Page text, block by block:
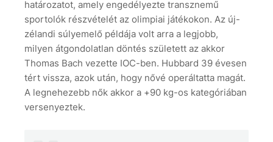
határozatot, amely engedélyezte transznemű
sportolók részvételét az olimpiai játékokon. Az új-
zélandi súlyemelő példája volt arra a legjobb,
milyen átgondolatlan döntés született az akkor
Thomas Bach vezette IOC-ben. Hubbard 39 évesen
tért vissza, azok után, hogy nővé operáltatta magát.
A legnehezebb nők akkor a +90 kg-os kategóriában
versenyeztek.